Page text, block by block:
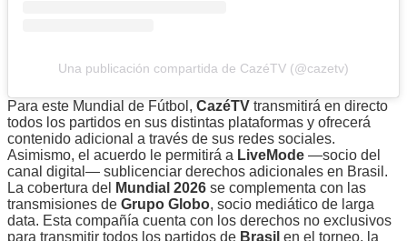
Una publicación compartida de CazéTV (@cazetv)
Para este Mundial de Fútbol, CazéTV transmitirá en directo
todos los partidos en sus distintas plataformas y ofrecerá
contenido adicional a través de sus redes sociales.
Asimismo, el acuerdo le permitirá a LiveMode —socio del
canal digital— sublicenciar derechos adicionales en Brasil.
La cobertura del
Mundial 2026 se complementa con las
transmisiones de Grupo Globo, socio mediático de larga
data. Esta compañía cuenta con los derechos no exclusivos
para transmitir todos los partidos de Brasil en el torneo, la